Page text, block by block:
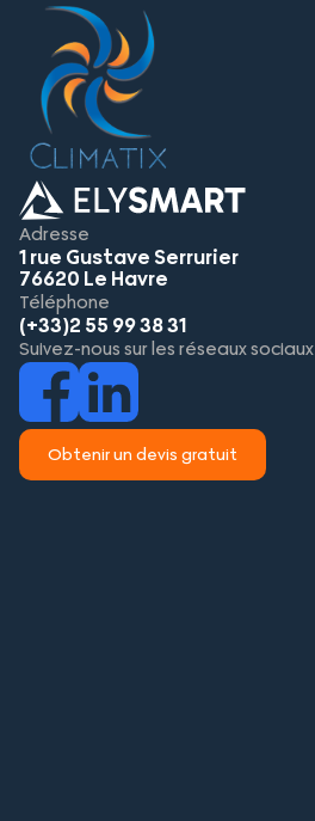
Adresse
1 rue Gustave Serrurier
76620 Le Havre
Téléphone
(+33)2 55 99 38 31
Suivez-nous sur les réseaux sociaux
Obtenir un devis gratuit